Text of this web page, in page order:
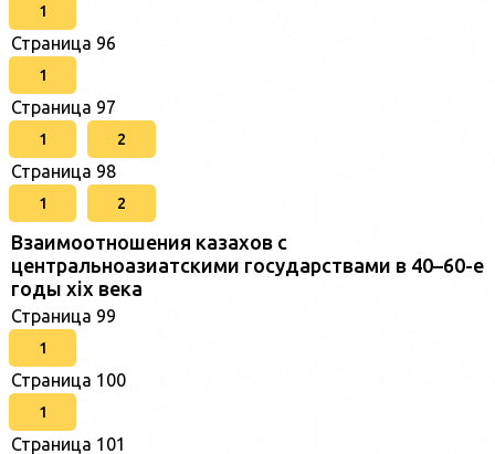
1
Страница 96
1
Страница 97
1 2
Страница 98
1 2
Взаимоотношения казахов с
центральноазиатскими государствами в 40–60-е
годы xix века
Страница 99
1
Страница 100
1
Страница 101